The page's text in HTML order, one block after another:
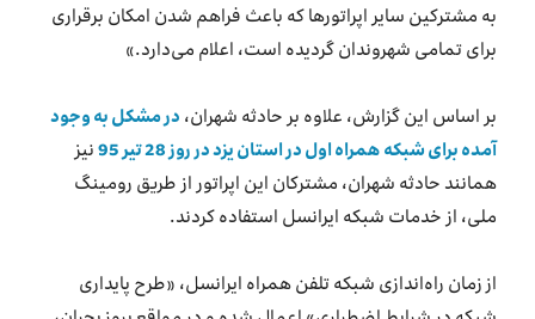
به مشترکین سایر اپراتورها که باعث فراهم شدن امکان برقراری
برای تمامی شهروندان گردیده است، اعلام می‌دارد.»
بر اساس این گزارش، علاوه بر حادثه شهران، در مشکل به وجود
آمده برای شبکه همراه اول در استان یزد در روز 28 تیر 95
نیز
همانند حادثه شهران، مشترکان این اپراتور از طریق رومینگ
ملی، از خدمات شبکه ایرانسل استفاده کردند.
از زمان راه‌اندازی شبکه تلفن همراه ایرانسل، «طرح پایداری